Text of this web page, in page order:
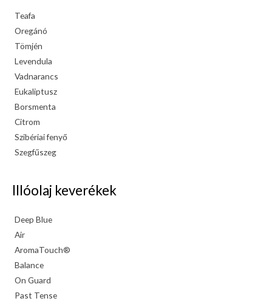
Teafa
Oregánó
Tömjén
Levendula
Vadnarancs
Eukaliptusz
Borsmenta
Citrom
Szibériai fenyő
Szegfűszeg
Illóolaj keverékek
Deep Blue
Air
AromaTouch®
Balance
On Guard
Past Tense